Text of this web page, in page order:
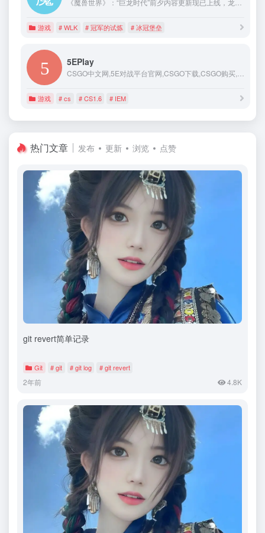
《魔兽世界》：“巨龙时代”前夕内容更新现已上线，龙希尔唤魔师11月17日解锁。《魔兽世界》怀旧服“巫妖王之怒”现已上线，70级角色直升服务现已推出！
游戏 # WLK # 冠军的试炼 # 冰冠堡垒
5EPlay
CSGO中文网,5E对战平台官网,CSGO下载,CSGO购买,CSGO新手教程,CSGO中文版,CSGO约战,CSGO对战平台,5EPlay.com
游戏 # cs # CS1.6 # IEM
热门文章 发布 更新 浏览 点赞
git revert简单记录
Git # git # git log # git revert
2年前 4.8K